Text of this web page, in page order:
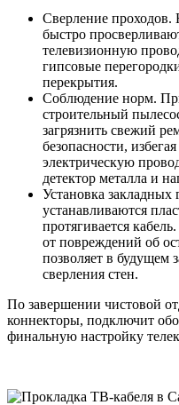
Сверление
быстро
телевизионную
гипсовые
перекрытия.
Соблюдение норм.
строительный
загрязнить свежий
безопасности,
электрическую
детектор металла и
Установка закладных
устанавливаются
протягивается
от повреждений об
позволяет в будущем
сверления стен.
По завершении чистовой
коннекторы, подключит
финальную настройку